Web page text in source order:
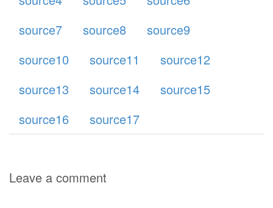
source7
source8
source9
source10
source11
source12
source13
source14
source15
source16
source17
Leave a comment